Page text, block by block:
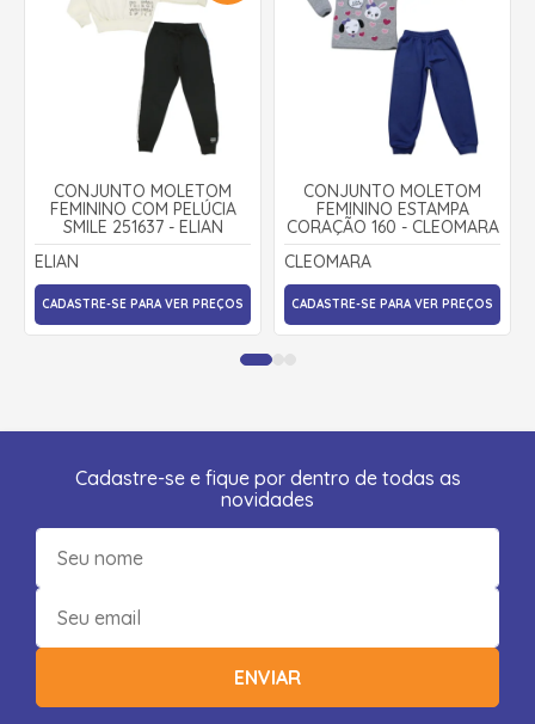
CONJUNTO MOLETOM
FEMININO COM PELÚCIA
SMILE 251637 - ELIAN
ELIAN
CADASTRE-SE PARA VER PREÇOS
CONJUNTO MOLETOM
FEMININO ESTAMPA
CORAÇÃO 160 - CLEOMARA
CLEOMARA
CADASTRE-SE PARA VER PREÇOS
Cadastre-se e fique por dentro de todas as
novidades
ENVIAR